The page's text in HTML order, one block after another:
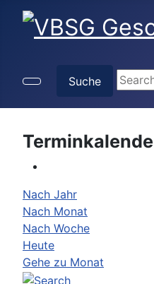
Suche
Suche
Nach Jahr
Nach Monat
Nach Woche
Heute
Gehe zu Monat